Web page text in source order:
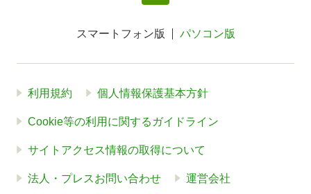
スマートフォン版 パソコン版
利用規約 個人情報保護基本方針
Cookie等の利用に関するガイドライン
サイトアクセス情報の取得について
法人・プレスお問い合わせ 運営会社